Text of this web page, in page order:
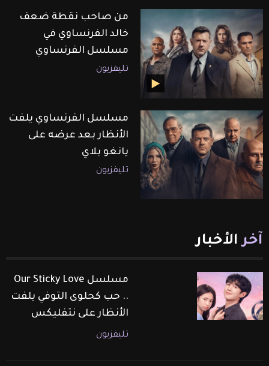
من صاحب نقطة ضعف
خالد الفرنساوي في
مسلسل الفرنساوي
تليفزيون
مسلسل الفرنساوي يلفت
الأنظار بعد عرضه على
يانغو بلاي
تليفزيون
آخر الأخبار
مسلسل Our Sticky Love
.. حب كحلوى التوفي يلفت
الأنظار على نتفليكس
تليفزيون